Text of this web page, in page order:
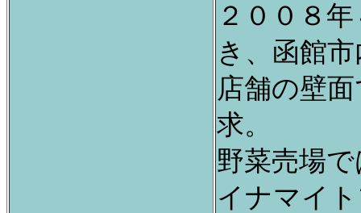
２００８
き、函館
店舗の壁
求。
野菜売場
イナマイ